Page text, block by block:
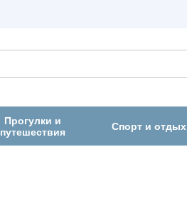
Прогулки и
путешествия
Спорт и отдых